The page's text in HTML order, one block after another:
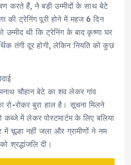
करते हैं, ने बड़ी उम्मीदों के साथ बेटे
की ट्रेनिंग पूरी होने में महज 6 दिन
उम्मीद थी कि ट्रेनिंग के बाद कृष्णा घर
तंगी दूर होगी, लेकिन नियति को कुछ
चौहान बेटे का शव लेकर गांव
रो-रोकर बुरा हाल है। सूचना मिलने
में लेकर पोस्टमार्टम के लिए बलिया
चूल्हा नहीं जला और ग्रामीणों ने नम
श्रद्धांजलि दी।